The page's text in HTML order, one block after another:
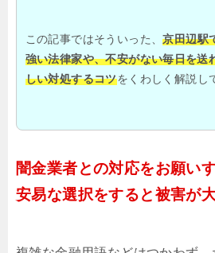
この記事ではそういった、京田辺駅
強い法律家や、不安がない毎日を送
しい対処するコツをくわしく解説し
闇金業者との対応をお願い
安易な選択をすると被害が